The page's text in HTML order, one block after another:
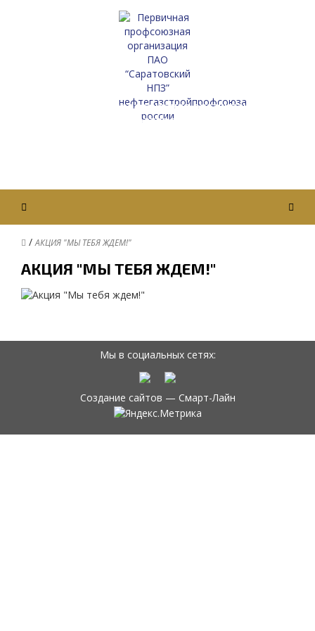
Первичная профсоюзная организация
ПАО “Саратовский НПЗ”
/АКЦИЯ "МЫ ТЕБЯ ЖДЕМ!"
АКЦИЯ "МЫ ТЕБЯ ЖДЕМ!"
Мы в социальных сетях:
Создание сайтов — Смарт-Лайн